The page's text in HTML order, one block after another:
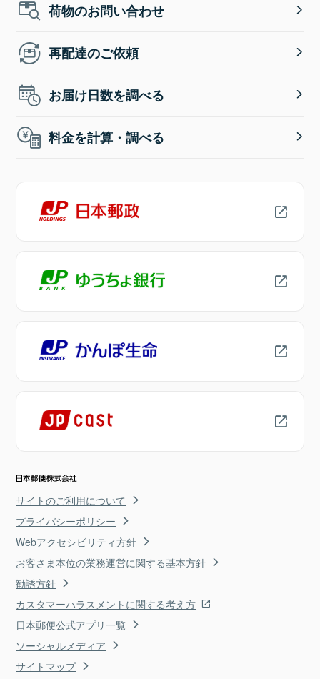
荷物のお問い合わせ
再配達のご依頼
お届け日数を調べる
料金を計算・調べる
サイトのご利用について
プライバシーポリシー
Webアクセシビリティ方針
お客さま本位の業務運営に関する基本方針
勧誘方針
カスタマーハラスメントに関する考え方
日本郵便公式アプリ一覧
ソーシャルメディア
サイトマップ